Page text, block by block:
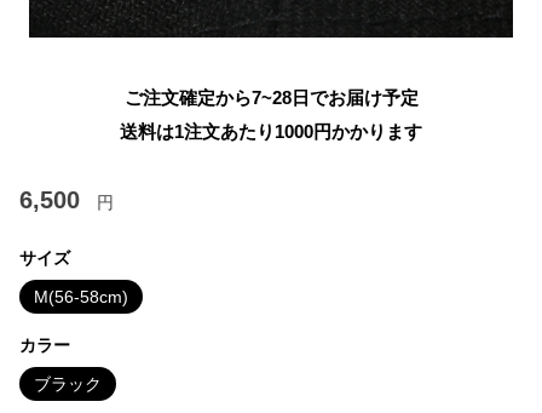
ご注文確定から7~28日でお届け予定
送料は1注文あたり 1000円かかります
6,500 円
サイズ
M(56-58cm)
カラー
ブラック